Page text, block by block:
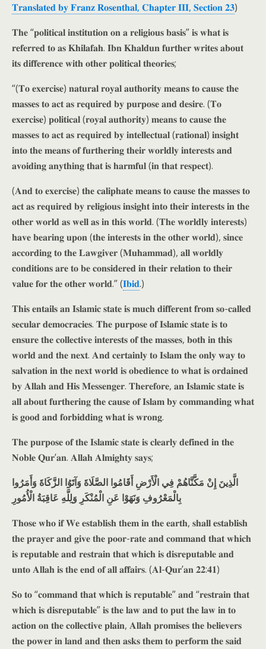
𝐓𝐫𝐚𝐧𝐬𝐥𝐚𝐭𝐞𝐝 𝐛𝐲 𝐅𝐫𝐚𝐧𝐳 𝐑𝐨𝐬𝐞𝐧𝐭𝐡𝐚𝐥, 𝐂𝐡𝐚𝐩𝐭𝐞𝐫 𝐈𝐈𝐈, 𝐒𝐞𝐜𝐭𝐢𝐨𝐧 𝟐𝟑)
𝐓𝐡𝐞 “𝐩𝐨𝐥𝐢𝐭𝐢𝐜𝐚𝐥 𝐢𝐧𝐬𝐭𝐢𝐭𝐮𝐭𝐢𝐨𝐧 𝐨𝐧 𝐚 𝐫𝐞𝐥𝐢𝐠𝐢𝐨𝐮𝐬 𝐛𝐚𝐬𝐢𝐬” 𝐢𝐬 𝐰𝐡𝐚𝐭 𝐢𝐬
𝐫𝐞𝐟𝐞𝐫𝐫𝐞𝐝 𝐭𝐨 𝐚𝐬 𝐊𝐡𝐢𝐥𝐚𝐟𝐚𝐡. 𝐈𝐛𝐧 𝐊𝐡𝐚𝐥𝐝𝐮𝐧 𝐟𝐮𝐫𝐭𝐡𝐞𝐫 𝐰𝐫𝐢𝐭𝐞𝐬 𝐚𝐛𝐨𝐮𝐭
𝐢𝐭𝐬 𝐝𝐢𝐟𝐟𝐞𝐫𝐞𝐧𝐜𝐞 𝐰𝐢𝐭𝐡 𝐨𝐭𝐡𝐞𝐫 𝐩𝐨𝐥𝐢𝐭𝐢𝐜𝐚𝐥 𝐭𝐡𝐞𝐨𝐫𝐢𝐞𝐬;
“(𝐓𝐨 𝐞𝐱𝐞𝐫𝐜𝐢𝐬𝐞) 𝐧𝐚𝐭𝐮𝐫𝐚𝐥 𝐫𝐨𝐲𝐚𝐥 𝐚𝐮𝐭𝐡𝐨𝐫𝐢𝐭𝐲 𝐦𝐞𝐚𝐧𝐬 𝐭𝐨 𝐜𝐚𝐮𝐬𝐞 𝐭𝐡𝐞
𝐦𝐚𝐬𝐬𝐞𝐬 𝐭𝐨 𝐚𝐜𝐭 𝐚𝐬 𝐫𝐞𝐪𝐮𝐢𝐫𝐞𝐝 𝐛𝐲 𝐩𝐮𝐫𝐩𝐨𝐬𝐞 𝐚𝐧𝐝 𝐝𝐞𝐬𝐢𝐫𝐞. (𝐓𝐨
𝐞𝐱𝐞𝐫𝐜𝐢𝐬𝐞) 𝐩𝐨𝐥𝐢𝐭𝐢𝐜𝐚𝐥 (𝐫𝐨𝐲𝐚𝐥 𝐚𝐮𝐭𝐡𝐨𝐫𝐢𝐭𝐲) 𝐦𝐞𝐚𝐧𝐬 𝐭𝐨 𝐜𝐚𝐮𝐬𝐞 𝐭𝐡𝐞
𝐦𝐚𝐬𝐬𝐞𝐬 𝐭𝐨 𝐚𝐜𝐭 𝐚𝐬 𝐫𝐞𝐪𝐮𝐢𝐫𝐞𝐝 𝐛𝐲 𝐢𝐧𝐭𝐞𝐥𝐥𝐞𝐜𝐭𝐮𝐚𝐥 (𝐫𝐚𝐭𝐢𝐨𝐧𝐚𝐥) 𝐢𝐧𝐬𝐢𝐠𝐡𝐭
𝐢𝐧𝐭𝐨 𝐭𝐡𝐞 𝐦𝐞𝐚𝐧𝐬 𝐨𝐟 𝐟𝐮𝐫𝐭𝐡𝐞𝐫𝐢𝐧𝐠 𝐭𝐡𝐞𝐢𝐫 𝐰𝐨𝐫𝐥𝐝𝐥𝐲 𝐢𝐧𝐭𝐞𝐫𝐞𝐬𝐭𝐬 𝐚𝐧𝐝
𝐚𝐯𝐨𝐢𝐝𝐢𝐧𝐠 𝐚𝐧𝐲𝐭𝐡𝐢𝐧𝐠 𝐭𝐡𝐚𝐭 𝐢𝐬 𝐡𝐚𝐫𝐦𝐟𝐮𝐥 (𝐢𝐧 𝐭𝐡𝐚𝐭 𝐫𝐞𝐬𝐩𝐞𝐜𝐭).
(𝐀𝐧𝐝 𝐭𝐨 𝐞𝐱𝐞𝐫𝐜𝐢𝐬𝐞) 𝐭𝐡𝐞 𝐜𝐚𝐥𝐢𝐩𝐡𝐚𝐭𝐞 𝐦𝐞𝐚𝐧𝐬 𝐭𝐨 𝐜𝐚𝐮𝐬𝐞 𝐭𝐡𝐞 𝐦𝐚𝐬𝐬𝐞𝐬 𝐭𝐨
𝐚𝐜𝐭 𝐚𝐬 𝐫𝐞𝐪𝐮𝐢𝐫𝐞𝐝 𝐛𝐲 𝐫𝐞𝐥𝐢𝐠𝐢𝐨𝐮𝐬 𝐢𝐧𝐬𝐢𝐠𝐡𝐭 𝐢𝐧𝐭𝐨 𝐭𝐡𝐞𝐢𝐫 𝐢𝐧𝐭𝐞𝐫𝐞𝐬𝐭𝐬 𝐢𝐧 𝐭𝐡𝐞
𝐨𝐭𝐡𝐞𝐫 𝐰𝐨𝐫𝐥𝐝 𝐚𝐬 𝐰𝐞𝐥𝐥 𝐚𝐬 𝐢𝐧 𝐭𝐡𝐢𝐬 𝐰𝐨𝐫𝐥𝐝. (𝐓𝐡𝐞 𝐰𝐨𝐫𝐥𝐝𝐥𝐲 𝐢𝐧𝐭𝐞𝐫𝐞𝐬𝐭𝐬)
𝐡𝐚𝐯𝐞 𝐛𝐞𝐚𝐫𝐢𝐧𝐠 𝐮𝐩𝐨𝐧 (𝐭𝐡𝐞 𝐢𝐧𝐭𝐞𝐫𝐞𝐬𝐭𝐬 𝐢𝐧 𝐭𝐡𝐞 𝐨𝐭𝐡𝐞𝐫 𝐰𝐨𝐫𝐥𝐝), 𝐬𝐢𝐧𝐜𝐞
𝐚𝐜𝐜𝐨𝐫𝐝𝐢𝐧𝐠 𝐭𝐨 𝐭𝐡𝐞 𝐋𝐚𝐰𝐠𝐢𝐯𝐞𝐫 (𝐌𝐮𝐡𝐚𝐦𝐦𝐚𝐝), 𝐚𝐥𝐥 𝐰𝐨𝐫𝐥𝐝𝐥𝐲
𝐜𝐨𝐧𝐝𝐢𝐭𝐢𝐨𝐧𝐬 𝐚𝐫𝐞 𝐭𝐨 𝐛𝐞 𝐜𝐨𝐧𝐬𝐢𝐝𝐞𝐫𝐞𝐝 𝐢𝐧 𝐭𝐡𝐞𝐢𝐫 𝐫𝐞𝐥𝐚𝐭𝐢𝐨𝐧 𝐭𝐨 𝐭𝐡𝐞𝐢𝐫
𝐯𝐚𝐥𝐮𝐞 𝐟𝐨𝐫 𝐭𝐡𝐞 𝐨𝐭𝐡𝐞𝐫 𝐰𝐨𝐫𝐥𝐝.” (𝐈𝐛𝐢𝐝.)
𝐓𝐡𝐢𝐬 𝐞𝐧𝐭𝐚𝐢𝐥𝐬 𝐚𝐧 𝐈𝐬𝐥𝐚𝐦𝐢𝐜 𝐬𝐭𝐚𝐭𝐞 𝐢𝐬 𝐦𝐮𝐜𝐡 𝐝𝐢𝐟𝐟𝐞𝐫𝐞𝐧𝐭 𝐟𝐫𝐨𝐦 𝐬𝐨-𝐜𝐚𝐥𝐥𝐞𝐝
𝐬𝐞𝐜𝐮𝐥𝐚𝐫 𝐝𝐞𝐦𝐨𝐜𝐫𝐚𝐜𝐢𝐞𝐬. 𝐓𝐡𝐞 𝐩𝐮𝐫𝐩𝐨𝐬𝐞 𝐨𝐟 𝐈𝐬𝐥𝐚𝐦𝐢𝐜 𝐬𝐭𝐚𝐭𝐞 𝐢𝐬 𝐭𝐨
𝐞𝐧𝐬𝐮𝐫𝐞 𝐭𝐡𝐞 𝐜𝐨𝐥𝐥𝐞𝐜𝐭𝐢𝐯𝐞 𝐢𝐧𝐭𝐞𝐫𝐞𝐬𝐭𝐬 𝐨𝐟 𝐭𝐡𝐞 𝐦𝐚𝐬𝐬𝐞𝐬, 𝐛𝐨𝐭𝐡 𝐢𝐧 𝐭𝐡𝐢𝐬
𝐰𝐨𝐫𝐥𝐝 𝐚𝐧𝐝 𝐭𝐡𝐞 𝐧𝐞𝐱𝐭. 𝐀𝐧𝐝 𝐜𝐞𝐫𝐭𝐚𝐢𝐧𝐥𝐲 𝐭𝐨 𝐈𝐬𝐥𝐚𝐦 𝐭𝐡𝐞 𝐨𝐧𝐥𝐲 𝐰𝐚𝐲 𝐭𝐨
𝐬𝐚𝐥𝐯𝐚𝐭𝐢𝐨𝐧 𝐢𝐧 𝐭𝐡𝐞 𝐧𝐞𝐱𝐭 𝐰𝐨𝐫𝐥𝐝 𝐢𝐬 𝐨𝐛𝐞𝐝𝐢𝐞𝐧𝐜𝐞 𝐭𝐨 𝐰𝐡𝐚𝐭 𝐢𝐬 𝐨𝐫𝐝𝐚𝐢𝐧𝐞𝐝
𝐛𝐲 𝐀𝐥𝐥𝐚𝐡 𝐚𝐧𝐝 𝐇𝐢𝐬 𝐌𝐞𝐬𝐬𝐞𝐧𝐠𝐞𝐫. 𝐓𝐡𝐞𝐫𝐞𝐟𝐨𝐫𝐞, 𝐚𝐧 𝐈𝐬𝐥𝐚𝐦𝐢𝐜 𝐬𝐭𝐚𝐭𝐞 𝐢𝐬
𝐚𝐥𝐥 𝐚𝐛𝐨𝐮𝐭 𝐟𝐮𝐫𝐭𝐡𝐞𝐫𝐢𝐧𝐠 𝐭𝐡𝐞 𝐜𝐚𝐮𝐬𝐞 𝐨𝐟 𝐈𝐬𝐥𝐚𝐦 𝐛𝐲 𝐜𝐨𝐦𝐦𝐚𝐧𝐝𝐢𝐧𝐠 𝐰𝐡𝐚𝐭
𝐢𝐬 𝐠𝐨𝐨𝐝 𝐚𝐧𝐝 𝐟𝐨𝐫𝐛𝐢𝐝𝐝𝐢𝐧𝐠 𝐰𝐡𝐚𝐭 𝐢𝐬 𝐰𝐫𝐨𝐧𝐠.
𝐓𝐡𝐞 𝐩𝐮𝐫𝐩𝐨𝐬𝐞 𝐨𝐟 𝐭𝐡𝐞 𝐈𝐬𝐥𝐚𝐦𝐢𝐜 𝐬𝐭𝐚𝐭𝐞 𝐢𝐬 𝐜𝐥𝐞𝐚𝐫𝐥𝐲 𝐝𝐞𝐟𝐢𝐧𝐞𝐝 𝐢𝐧 𝐭𝐡𝐞
𝐍𝐨𝐛𝐥𝐞 𝐐𝐮𝐫’𝐚𝐧. 𝐀𝐥𝐥𝐚𝐡 𝐀𝐥𝐦𝐢𝐠𝐡𝐭𝐲 𝐬𝐚𝐲𝐬;
الَّذِينَ إِنْ مَكَّنَّاهُمْ فِي الْأَرْضِ أَقَامُوا الصَّلَاةَ وَآتَوُا الزَّكَاةَ وَأَمَرُوا
بِالْمَعْرُوفِ وَنَهَوْا عَنِ الْمُنْكَرِ وَلِلَّهِ عَاقِبَةُ الْأُمُورِ
𝐓𝐡𝐨𝐬𝐞 𝐰𝐡𝐨 𝐢𝐟 𝐖𝐞 𝐞𝐬𝐭𝐚𝐛𝐥𝐢𝐬𝐡 𝐭𝐡𝐞𝐦 𝐢𝐧 𝐭𝐡𝐞 𝐞𝐚𝐫𝐭𝐡, 𝐬𝐡𝐚𝐥𝐥 𝐞𝐬𝐭𝐚𝐛𝐥𝐢𝐬𝐡
𝐭𝐡𝐞 𝐩𝐫𝐚𝐲𝐞𝐫 𝐚𝐧𝐝 𝐠𝐢𝐯𝐞 𝐭𝐡𝐞 𝐩𝐨𝐨𝐫-𝐫𝐚𝐭𝐞 𝐚𝐧𝐝 𝐜𝐨𝐦𝐦𝐚𝐧𝐝 𝐭𝐡𝐚𝐭 𝐰𝐡𝐢𝐜𝐡
𝐢𝐬 𝐫𝐞𝐩𝐮𝐭𝐚𝐛𝐥𝐞 𝐚𝐧𝐝 𝐫𝐞𝐬𝐭𝐫𝐚𝐢𝐧 𝐭𝐡𝐚𝐭 𝐰𝐡𝐢𝐜𝐡 𝐢𝐬 𝐝𝐢𝐬𝐫𝐞𝐩𝐮𝐭𝐚𝐛𝐥𝐞 𝐚𝐧𝐝
𝐮𝐧𝐭𝐨 𝐀𝐥𝐥𝐚𝐡 𝐢𝐬 𝐭𝐡𝐞 𝐞𝐧𝐝 𝐨𝐟 𝐚𝐥𝐥 𝐚𝐟𝐟𝐚𝐢𝐫𝐬. (𝐀𝐥-𝐐𝐮𝐫’𝐚𝐧 𝟐𝟐:𝟒𝟏)
𝐒𝐨 𝐭𝐨 “𝐜𝐨𝐦𝐦𝐚𝐧𝐝 𝐭𝐡𝐚𝐭 𝐰𝐡𝐢𝐜𝐡 𝐢𝐬 𝐫𝐞𝐩𝐮𝐭𝐚𝐛𝐥𝐞” 𝐚𝐧𝐝 “𝐫𝐞𝐬𝐭𝐫𝐚𝐢𝐧 𝐭𝐡𝐚𝐭
𝐰𝐡𝐢𝐜𝐡 𝐢𝐬 𝐝𝐢𝐬𝐫𝐞𝐩𝐮𝐭𝐚𝐛𝐥𝐞” 𝐢𝐬 𝐭𝐡𝐞 𝐥𝐚𝐰 𝐚𝐧𝐝 𝐭𝐨 𝐩𝐮𝐭 𝐭𝐡𝐞 𝐥𝐚𝐰 𝐢𝐧 𝐭𝐨
𝐚𝐜𝐭𝐢𝐨𝐧 𝐨𝐧 𝐭𝐡𝐞 𝐜𝐨𝐥𝐥𝐞𝐜𝐭𝐢𝐯𝐞 𝐩𝐥𝐚𝐢𝐧, 𝐀𝐥𝐥𝐚𝐡 𝐩𝐫𝐨𝐦𝐢𝐬𝐞𝐬 𝐭𝐡𝐞 𝐛𝐞𝐥𝐢𝐞𝐯𝐞𝐫𝐬
𝐭𝐡𝐞 𝐩𝐨𝐰𝐞𝐫 𝐢𝐧 𝐥𝐚𝐧𝐝 𝐚𝐧𝐝 𝐭𝐡𝐞𝐧 𝐚𝐬𝐤𝐬 𝐭𝐡𝐞𝐦 𝐭𝐨 𝐩𝐞𝐫𝐟𝐨𝐫𝐦 𝐭𝐡𝐞 𝐬𝐚𝐢𝐝